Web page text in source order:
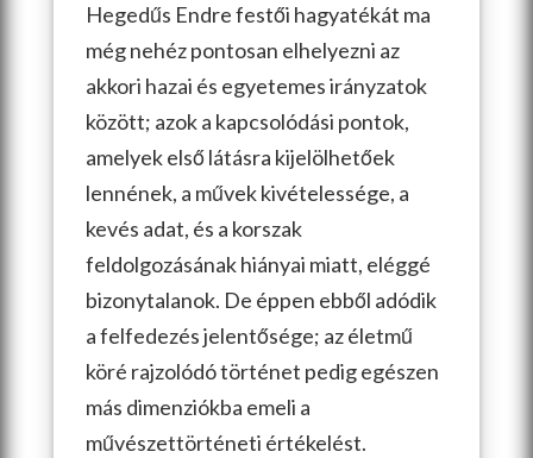
Hegedűs Endre festői hagyatékát ma
még nehéz pontosan elhelyezni az
akkori hazai és egyetemes irányzatok
között; azok a kapcsolódási pontok,
amelyek első látásra kijelölhetőek
lennének, a művek kivételessége, a
kevés adat, és a korszak
feldolgozásának hiányai miatt, eléggé
bizonytalanok. De éppen ebből adódik
a felfedezés jelentősége; az életmű
köré rajzolódó történet pedig egészen
más dimenziókba emeli a
művészettörténeti értékelést.